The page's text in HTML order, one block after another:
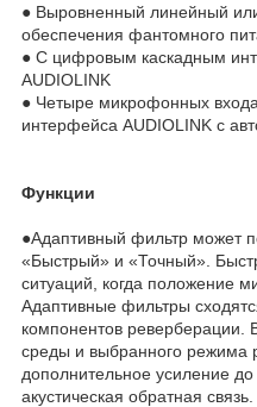
● Выровненный линейный
обеспечения фантомного
● С цифровым каскадным
AUDIOLINK
● Четыре микрофонных
интерфейса AUDIOLINK с
Функции
●Адаптивный фильтр может
«Быстрый» и «Точный».
ситуаций, когда положение
Адаптивные фильтры
компонентов реверберации.
среды и выбранного режима
дополнительное усиление
акустическая обратная связь.